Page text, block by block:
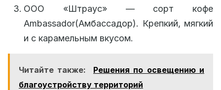
ООО «Штраус» — сорт кофе
Ambassador(Амбассадор). Крепкий, мягкий
и с карамельным вкусом.
Читайте также:
Решения по освещению и
благоустройству территорий